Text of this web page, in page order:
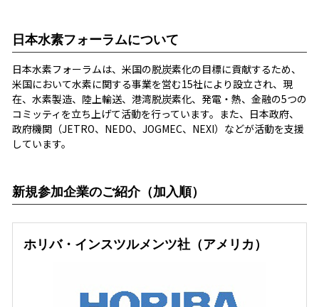
日本水素フォーラムについて
日本水素フォーラムは、米国の脱炭素化の目標に貢献するため、
米国において水素に関する事業を営む15社により設立され、現
在、水素製造、陸上輸送、港湾脱炭素化、発電・熱、金融の5つの
コミッティを立ち上げて活動を行っています。また、日本政府、
政府機関（JETRO、NEDO、JOGMEC、NEXI）などが活動を支援
しています。
新規参加企業のご紹介（加入順）
ホリバ・インスツルメンツ社（アメリカ）